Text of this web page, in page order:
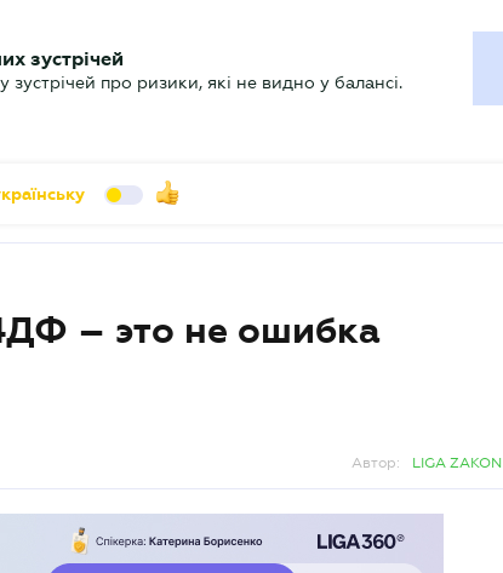
Актуально
зустрічей
про ризики, які не видно у балансі.
– это не ошибка
Автор: LIGA ZAKON